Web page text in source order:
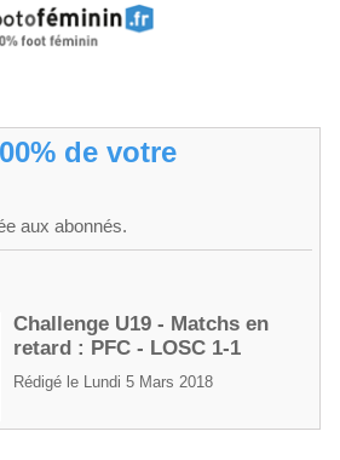
de votre
aux abonnés.
Challenge U19 - Matchs en
retard : PFC - LOSC 1-1
Rédigé le Lundi 5 Mars 2018